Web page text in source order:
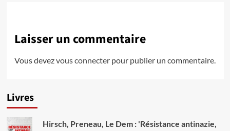
Laisser un commentaire
Vous devezvous connecterpour publier un commentaire.
Livres
Hirsch, Preneau, Le Dem : 'Résistance antinazie,